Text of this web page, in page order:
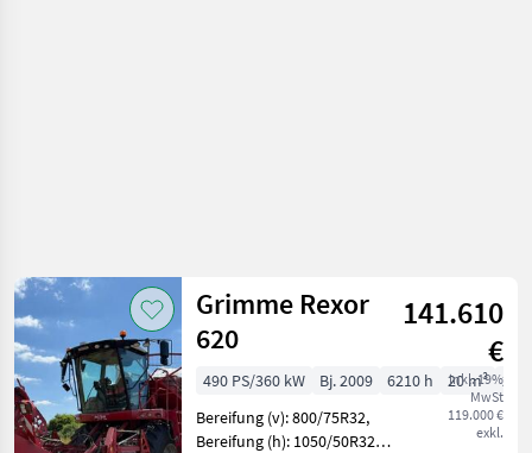
Grimme Rexor
620
141.610
€
inkl. 19%
MwSt
119.000 €
exkl.
490 PS/360 kW Bj. 2009 6210 h 20 m³
20 l
Bereifung (v): 800/75R32,
Bereifung (h): 1050/50R32,